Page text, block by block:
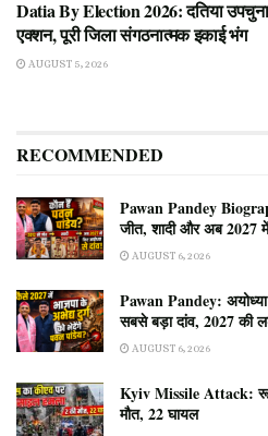
Datia By Election 2026: दतिया
एक्शन, पूरी जिला संगठनात्मक इकाई भंग
AUGUST 5, 2026
RECOMMENDED
Pawan Pandey
जीत, शादी और अब 2027
AUGUST 6, 2026
Pawan Pandey:
सबसे बड़ा दांव, 2027 की
AUGUST 6, 2026
Kyiv Missile Attack:
मौत, 22 घायल